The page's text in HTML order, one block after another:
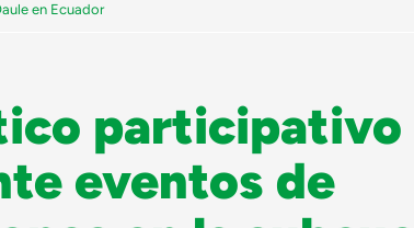
en Ecuador
participativo
eventos de